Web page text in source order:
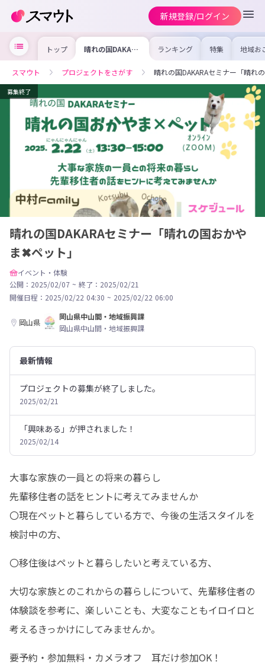
新規登録/ログイン
トップ 晴れの国DAKARA
セミナー「晴れの
ト」
ランキング 特集 地域お
の求
を集め
事内容
を比較
合った
けよう
スマウト プロジェクトをさがす 晴れの国DAKARAセミナー「晴れ
募集終了
晴れの国DAKARAセミナー「晴れの国おかや
ま✖ペット」
イベント・体験
公開：2025/02/07 ~ 終了：2025/02/21
開催日程： 2025/02/22 04:30 ~ 2025/02/22 06:00
岡山県
岡山県中山間・地域振興課
岡山県中山間・地域振興課
最新情報
プロジェクトの募集が終了しました。
2025/02/21
「興味ある」が押されました！
2025/02/14
大事な家族の一員との将来の暮らし
先輩移住者の話をヒントに考えてみませんか
〇現在ペットと暮らしている方で、今後の生活スタイルを
検討中の方、
〇移住後はペットと暮らしたいと考えている方、
大切な家族とのこれからの暮らしについて、先輩移住者の
体験談を参考に、楽しいことも、大変なこともイロイロと
考えるきっかけにしてみませんか。
要予約・参加無料・カメラオフ　耳だけ参加OK！